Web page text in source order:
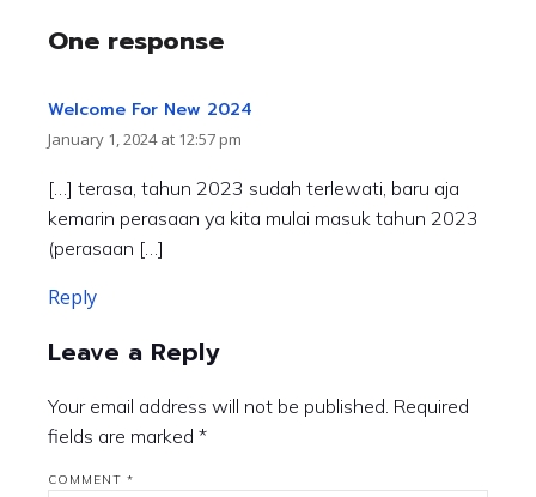
One response
Welcome For New 2024
January 1, 2024 at 12:57 pm
[…] terasa, tahun 2023 sudah terlewati, baru aja
kemarin perasaan ya kita mulai masuk tahun 2023
(perasaan […]
Reply
Leave a Reply
Your email address will not be published. Required
fields are marked *
COMMENT *